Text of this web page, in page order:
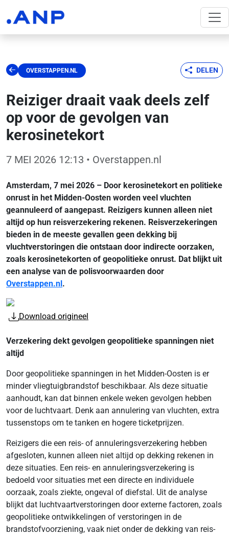
OVERSTAPPEN.NL DELEN
Reiziger draait vaak deels zelf
op voor de gevolgen van
kerosinetekort
7 MEI 2026 12:13 • Overstappen.nl
Amsterdam, 7 mei 2026 – Door kerosinetekort en politieke
onrust in het Midden-Oosten worden veel vluchten
geannuleerd of aangepast. Reizigers kunnen alleen niet
altijd op hun reisverzekering rekenen. Reisverzekeringen
bieden in de meeste gevallen geen dekking bij
vluchtverstoringen die ontstaan door indirecte oorzaken,
zoals kerosinetekorten of geopolitieke onrust. Dat blijkt uit
een analyse van de polisvoorwaarden door
Overstappen.nl.
Download origineel
Verzekering dekt gevolgen geopolitieke spanningen niet
altijd
Door geopolitieke spanningen in het Midden-Oosten is er
minder vliegtuigbrandstof beschikbaar. Als deze situatie
aanhoudt, kan dat binnen enkele weken gevolgen hebben
voor de luchtvaart. Denk aan annulering van vluchten, extra
tussenstops om te tanken en hogere ticketprijzen.
Reizigers die een reis- of annuleringsverzekering hebben
afgesloten, kunnen alleen niet altijd op dekking rekenen in
deze situaties. Een reis- en annuleringsverzekering is
bedoeld voor situaties met een directe en individuele
oorzaak, zoals ziekte, ongeval of diefstal. Uit de analyse
blijkt dat luchtvaartverstoringen door externe factoren, zoals
geopolitieke ontwikkelingen of verstoringen in de
brandstofvoorziening, vaak niet onder de dekking van reis-